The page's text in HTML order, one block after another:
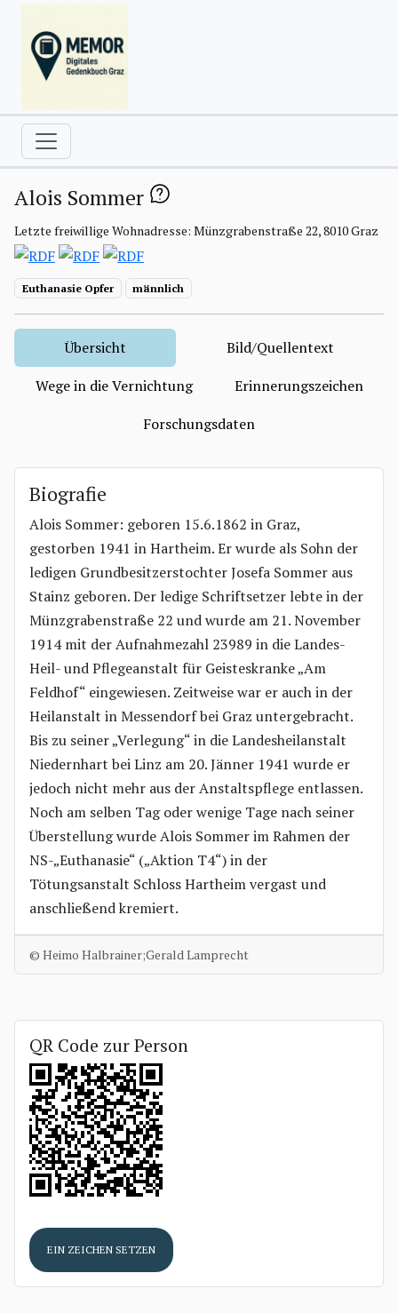
Alois Sommer
Letzte freiwillige Wohnadresse: Münzgrabenstraße 22, 8010 Graz
Euthanasie Opfer männlich
Übersicht
Bild/Quellentext
Wege in die Vernichtung
Erinnerungszeichen
Forschungsdaten
Biografie
Alois Sommer: geboren 15.6.1862 in Graz,
gestorben 1941 in Hartheim. Er wurde als Sohn der
ledigen Grundbesitzerstochter Josefa Sommer aus
Stainz geboren. Der ledige Schriftsetzer lebte in der
Münzgrabenstraße 22 und wurde am 21. November
1914 mit der Aufnahmezahl 23989 in die Landes-
Heil- und Pflegeanstalt für Geisteskranke „Am
Feldhof“ eingewiesen. Zeitweise war er auch in der
Heilanstalt in Messendorf bei Graz untergebracht.
Bis zu seiner „Verlegung“ in die Landesheilanstalt
Niedernhart bei Linz am 20. Jänner 1941 wurde er
jedoch nicht mehr aus der Anstaltspflege entlassen.
Noch am selben Tag oder wenige Tage nach seiner
Überstellung wurde Alois Sommer im Rahmen der
NS-„Euthanasie“ („Aktion T4“) in der
Tötungsanstalt Schloss Hartheim vergast und
anschließend kremiert.
© Heimo Halbrainer;Gerald Lamprecht
QR Code zur Person
EIN ZEICHEN SETZEN